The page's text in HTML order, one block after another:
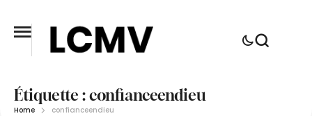
Étiquette :confianceendieu
Home confianceendieu